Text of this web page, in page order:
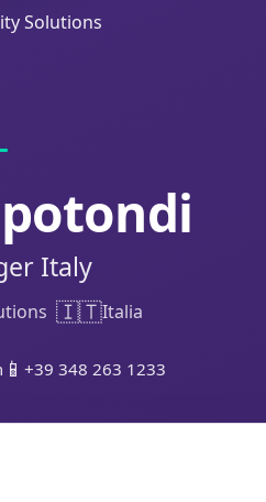
Italy
🇮🇹Italia
📱 +39 348 263 1233